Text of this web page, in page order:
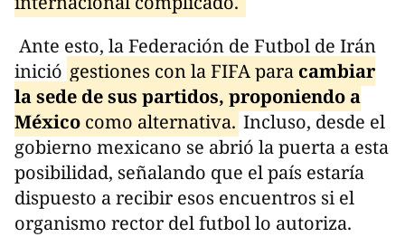
Ante esto, la Federación de Futbol de Irán
inició gestiones con la FIFA para cambiar
la sede de sus partidos, proponiendo a
México como alternativa. Incluso, desde el
gobierno mexicano se abrió la puerta a esta
posibilidad, señalando que el país estaría
dispuesto a recibir esos encuentros si el
organismo rector del futbol lo autoriza.